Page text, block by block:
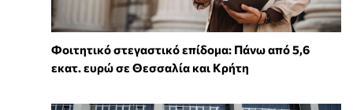
Φοιτητικό στεγαστικό επίδομα: Πάνω από 5,6
εκατ. ευρώ σε Θεσσαλία και Κρήτη